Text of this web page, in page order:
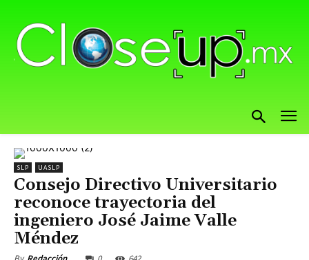
SLP UASLP
Consejo Directivo Universitario
reconoce trayectoria del
ingeniero José Jaime Valle
Méndez